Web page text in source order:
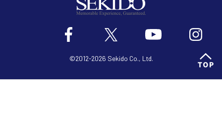
©2012-2026 Sekido Co., Ltd.